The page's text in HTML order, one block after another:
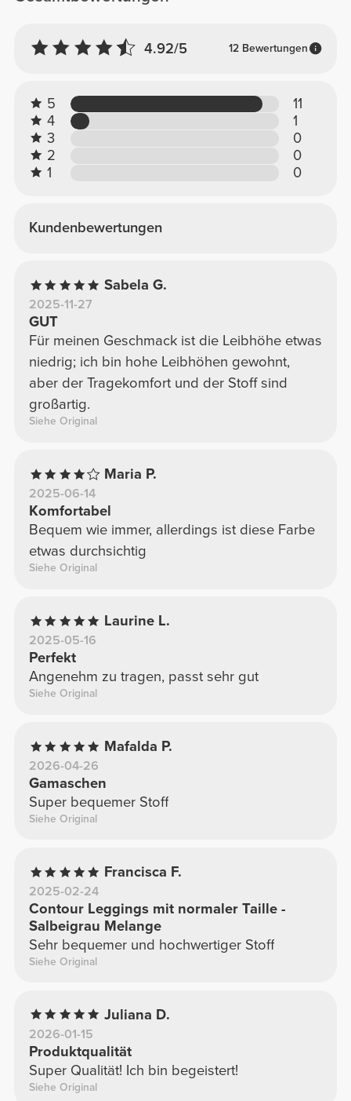
4.92/5 12 Bewertungen
5
11
4
1
3
0
2
0
1
0
Kundenbewertungen
Sabela G.
2025-11-27
GUT
Für meinen Geschmack ist die Leibhöhe etwas
niedrig; ich bin hohe Leibhöhen gewohnt,
aber der Tragekomfort und der Stoff sind
großartig.
Siehe Original
Maria P.
2025-06-14
Komfortabel
Bequem wie immer, allerdings ist diese Farbe
etwas durchsichtig
Siehe Original
Laurine L.
2025-05-16
Perfekt
Angenehm zu tragen, passt sehr gut
Siehe Original
Mafalda P.
2026-04-26
Gamaschen
Super bequemer Stoff
Siehe Original
Francisca F.
2025-02-24
Contour Leggings mit normaler Taille -
Salbeigrau Melange
Sehr bequemer und hochwertiger Stoff
Siehe Original
Juliana D.
2026-01-15
Produktqualität
Super Qualität! Ich bin begeistert!
Siehe Original